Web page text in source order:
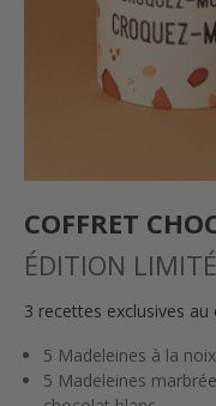
COFFRET
ÉDITION
3 recettes exclusives
5 Madeleines à la
5 Madeleines